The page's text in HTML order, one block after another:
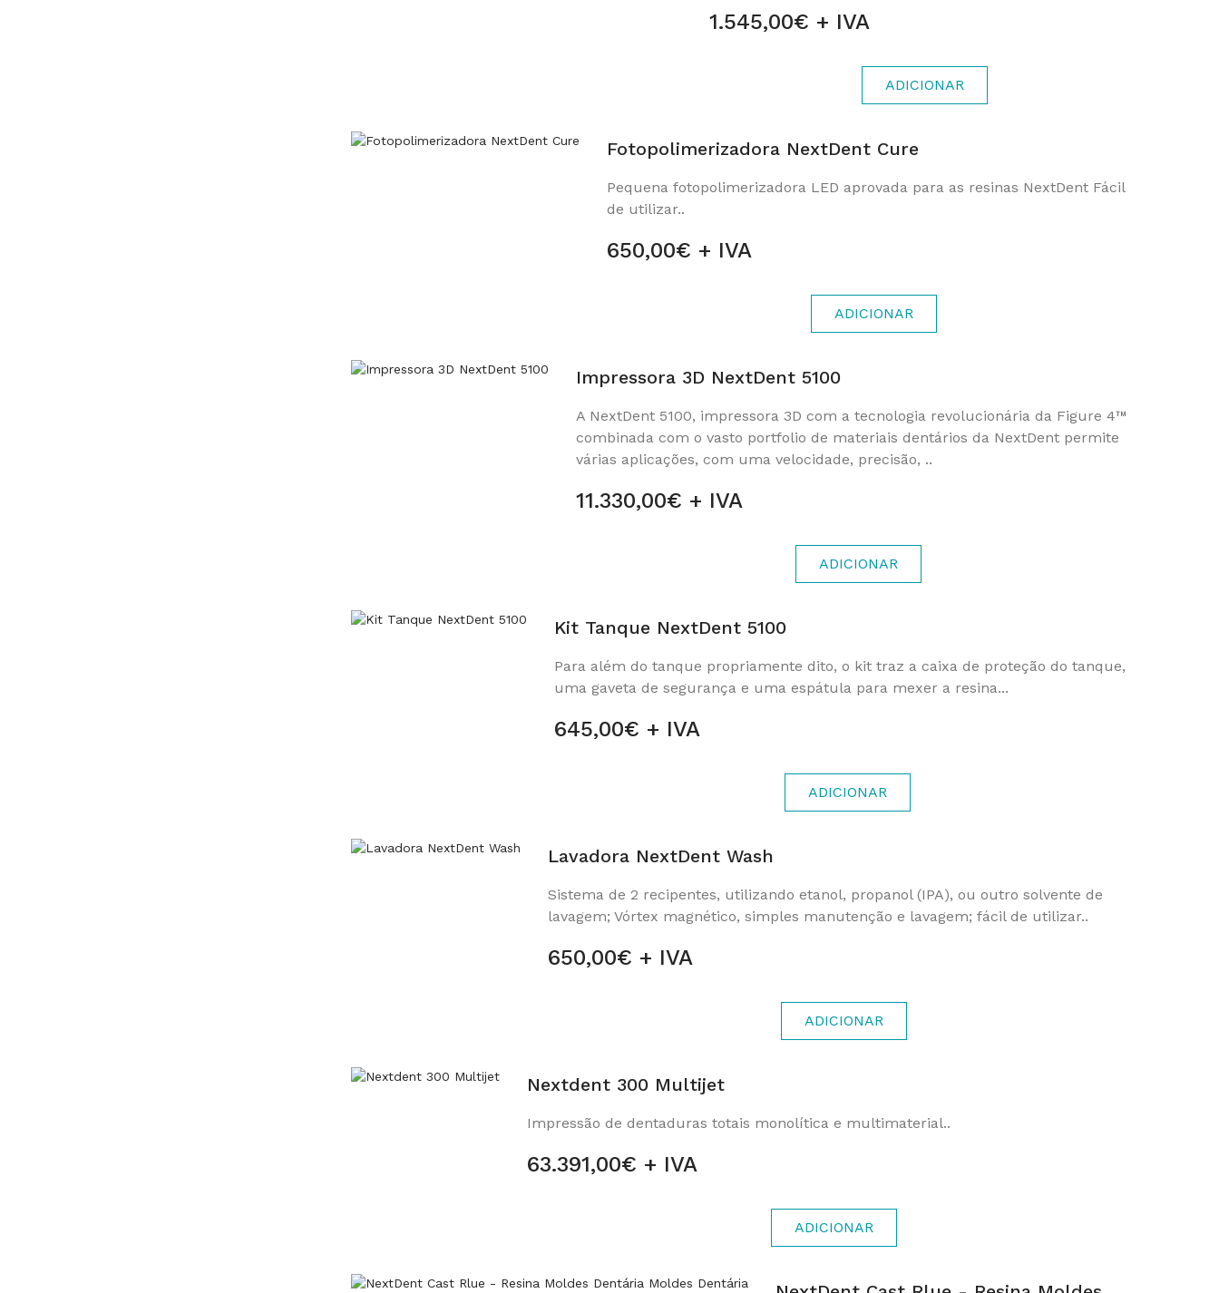
1.545,00€ + IVA
ADICIONAR
Fotopolimerizadora NextDent Cure
Pequena fotopolimerizadora LED aprovada para as resinas NextDent Fácil
de utilizar..
650,00€ + IVA
ADICIONAR
Impressora 3D NextDent 5100
A NextDent 5100, impressora 3D com a tecnologia revolucionária da Figure 4™
combinada com o vasto portfolio de materiais dentários da NextDent permite
várias aplicações, com uma velocidade, precisão, ..
11.330,00€ + IVA
ADICIONAR
Kit Tanque NextDent 5100
Para além do tanque propriamente dito, o kit traz a caixa de proteção do tanque,
uma gaveta de segurança e uma espátula para mexer a resina...
645,00€ + IVA
ADICIONAR
Lavadora NextDent Wash
Sistema de 2 recipentes, utilizando etanol, propanol (IPA), ou outro solvente de
lavagem; Vórtex magnético, simples manutenção e lavagem; fácil de utilizar..
650,00€ + IVA
ADICIONAR
Nextdent 300 Multijet
Impressão de dentaduras totais monolítica e multimaterial..
63.391,00€ + IVA
ADICIONAR